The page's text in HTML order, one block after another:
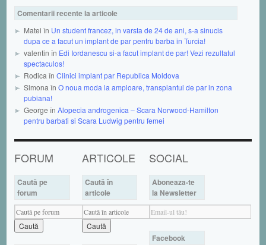
Comentarii recente la articole
Matei în Un student francez, in varsta de 24 de ani, s-a sinucis
dupa ce a facut un implant de par pentru barba in Turcia!
valentin în Edi Iordanescu si-a facut implant de par! Vezi rezultatul
spectaculos!
Rodica în Clinici implant par Republica Moldova
Simona în O noua moda ia amploare, transplantul de par in zona
pubiana!
George în Alopecia androgenica – Scara Norwood-Hamilton
pentru barbati si Scara Ludwig pentru femei
FORUM
Caută pe
forum
ARTICOLE
Caută în
articole
SOCIAL
Aboneaza-te
la Newsletter
Facebook